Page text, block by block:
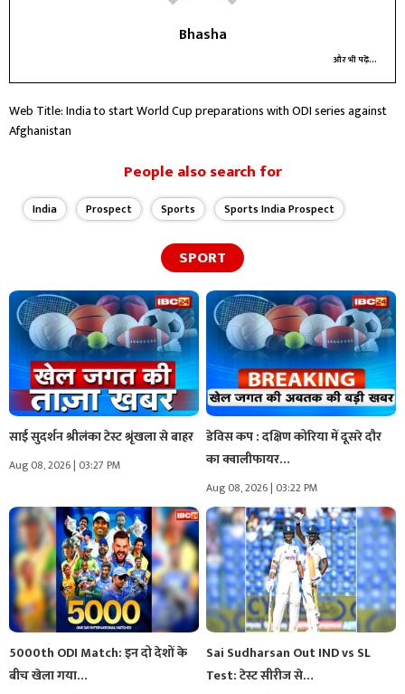
Bhasha
और भी पढ़ें...
Web Title: India to start World Cup preparations with ODI series against
Afghanistan
People also search for
India Prospect Sports Sports India Prospect
SPORT
साई सुदर्शन श्रीलंका टेस्ट श्रृंखला से बाहर
Aug 08, 2026 | 03:27 PM
डेविस कप : दक्षिण कोरिया में दूसरे दौर
का क्वालीफायर…
Aug 08, 2026 | 03:22 PM
5000th ODI Match: इन दो देशों के
बीच खेला गया…
Sai Sudharsan Out IND vs SL
Test: टेस्ट सीरीज से…